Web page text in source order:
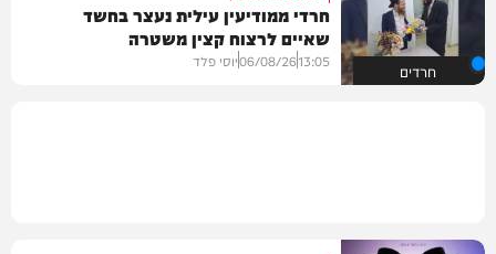
חרדים
חרדי ממודיעין עילית נעצר בחשד
שאיים לרצוח קצין משטרה
13:05
06/08/26יוסי פלד